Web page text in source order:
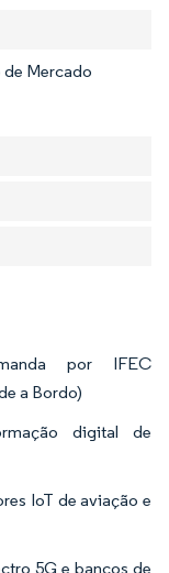
de Mercado
por IFEC
a Bordo)
digital de
IoT de aviação e
5G e bancos de